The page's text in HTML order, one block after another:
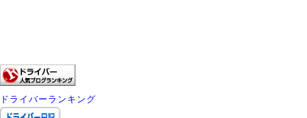
ドライバーランキング